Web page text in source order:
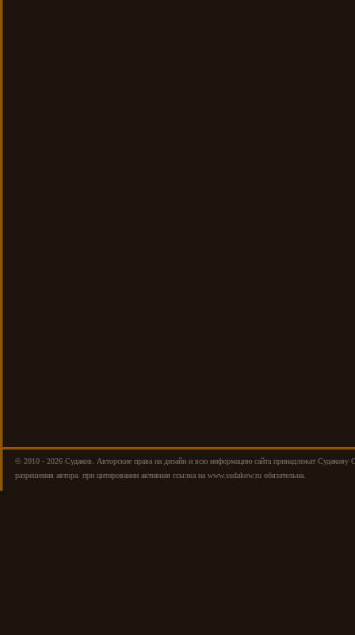
© 2010 - 2026 Cудаков. Авторские права на дизайн и всю информацию сайта принадлежат Судакову
разрешения автора. при цитировании активная ссылка на www.sudakow.ru обязательна.